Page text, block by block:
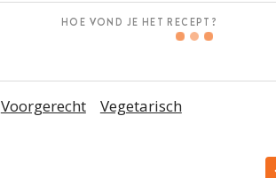
HOE VOND JE HET RECEPT?
Voorgerecht Vegetarisch